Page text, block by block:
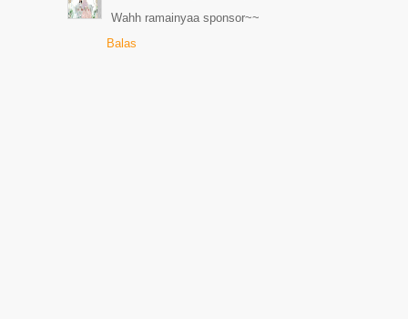
Wahh ramainyaa sponsor~~
Balas